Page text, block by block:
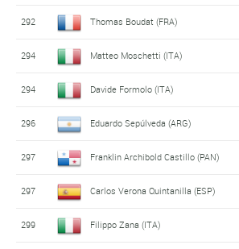
292 Thomas Boudat (FRA)
294 Matteo Moschetti (ITA)
294 Davide Formolo (ITA)
296 Eduardo Sepúlveda (ARG)
297 Franklin Archibold Castillo (PAN)
297 Carlos Verona Quintanilla (ESP)
299 Filippo Zana (ITA)